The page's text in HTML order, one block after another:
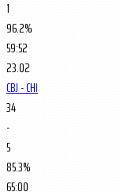
1
96.2%
59:52
23.02
CBJ - CHI
34
-
5
85.3%
65:00